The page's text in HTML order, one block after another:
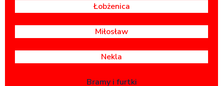
Łobżenica
Miłosław
Nekla
Bramy i furtki